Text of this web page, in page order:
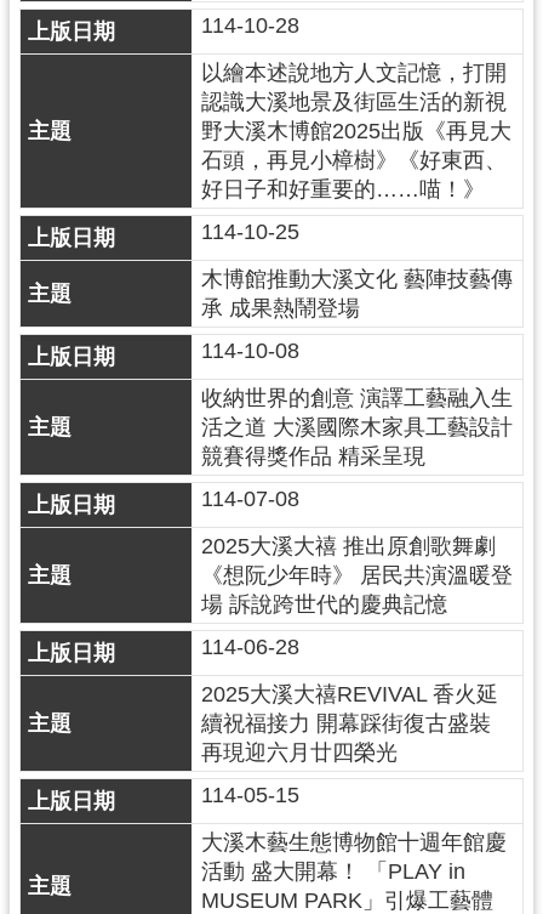
與
文
品
首
頁
網
導
覽
市
政
箱
園
市
府
g
i
h
私
114-10-28
以繪本述說地方人文記憶，打開
認識大溪地景及街區生活的新視
野大溪木博館2025出版《再見大
石頭，再見小樟樹》《好東西、
好日子和好重要的……喵！》
114-10-25
木博館推動大溪文化 藝陣技藝傳
承 成果熱鬧登場
114-10-08
收納世界的創意 演譯工藝融入生
活之道 大溪國際木家具工藝設計
競賽得獎作品 精采呈現
114-07-08
2025大溪大禧 推出原創歌舞劇
《想阮少年時》 居民共演溫暖登
場 訴說跨世代的慶典記憶
114-06-28
2025大溪大禧REVIVAL 香火延
續祝福接力 開幕踩街復古盛裝
再現迎六月廿四榮光
114-05-15
大溪木藝生態博物館十週年館慶
活動 盛大開幕！ 「PLAY in
MUSEUM PARK」引爆工藝體